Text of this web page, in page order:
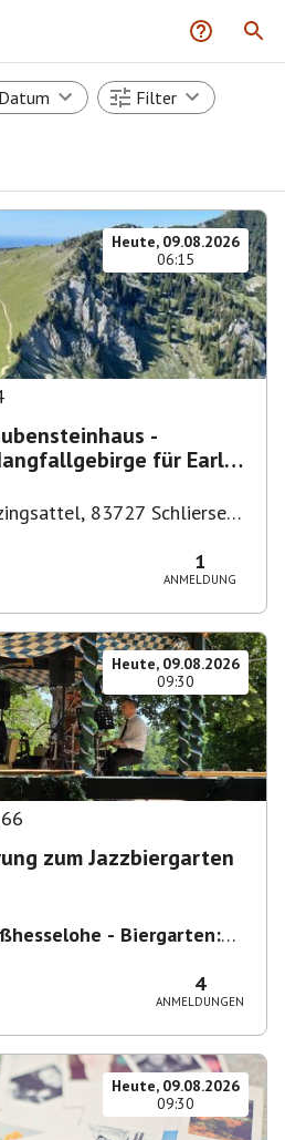
Datum Filter
Heute, 09.08.2026
06:15
-
für Early
83727 Schliersee,
1
ANMELDUNG
Heute, 09.08.2026
09:30
66
zum Jazzbiergarten
- Biergarten:
Georg-Kalb-
4
ANMELDUNGEN
Heute, 09.08.2026
09:30